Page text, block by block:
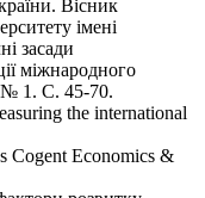
Вісник
імені
засади
міжнародного
№ 1. С. 45-70.
the international
Cogent Economics &